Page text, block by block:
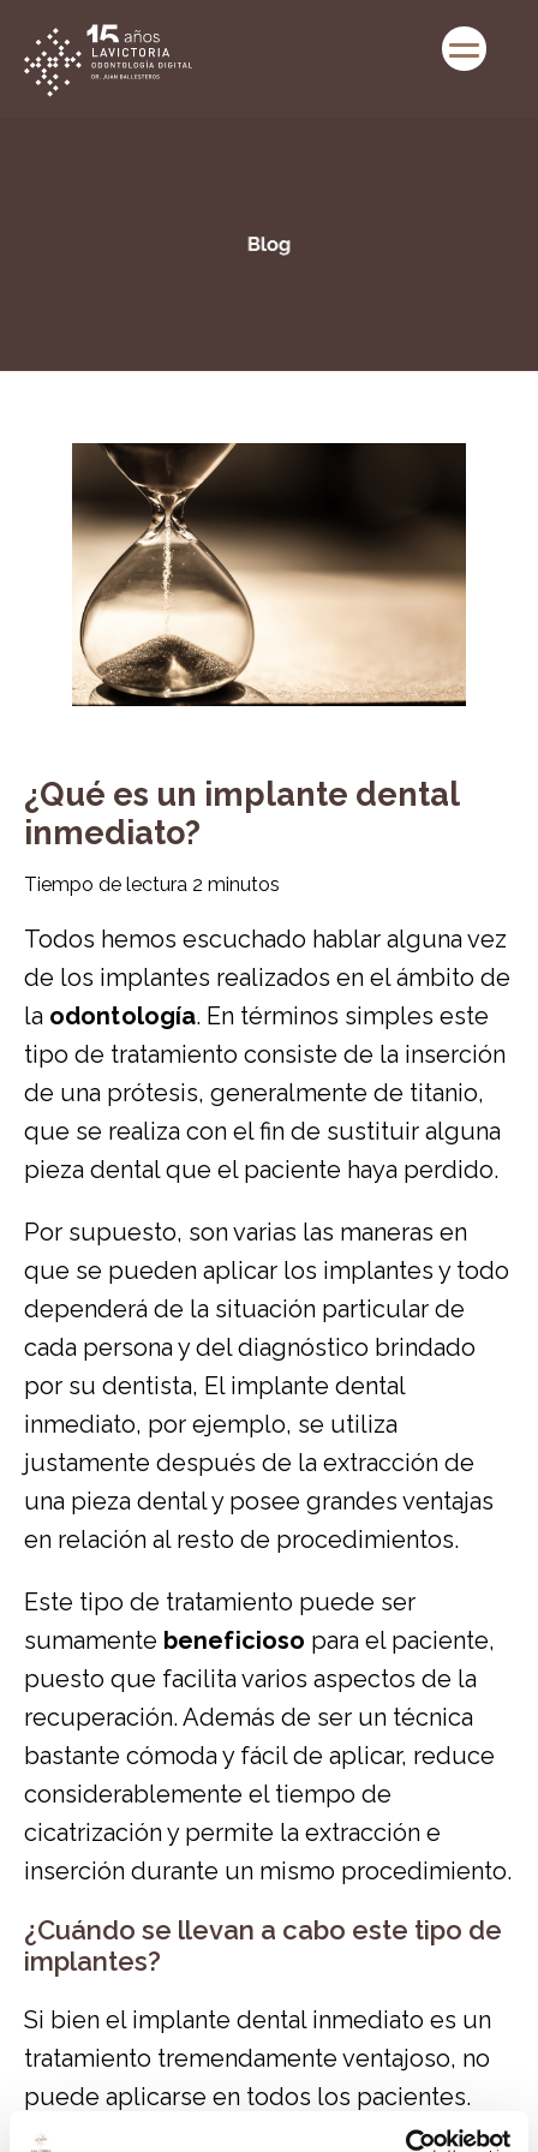
¿Qué es un implante dental
inmediato?
Tiempo de lectura 2 minutos
Todos hemos escuchado hablar alguna vez
de los implantes realizados en el ámbito de
la odontología. En términos simples este
tipo de tratamiento consiste de la inserción
de una prótesis, generalmente de titanio,
que se realiza con el fin de sustituir alguna
pieza dental que el paciente haya perdido.
Por supuesto, son varias las maneras en
que se pueden aplicar los implantes y todo
dependerá de la situación particular de
cada persona y del diagnóstico brindado
por su dentista, El implante dental
inmediato, por ejemplo, se utiliza
justamente después de la extracción de
una pieza dental y posee grandes ventajas
en relación al resto de procedimientos.
Este tipo de tratamiento puede ser
sumamente beneficioso para el paciente,
puesto que facilita varios aspectos de la
recuperación. Además de ser un técnica
bastante cómoda y fácil de aplicar, reduce
considerablemente el tiempo de
cicatrización y permite la extracción e
inserción durante un mismo procedimiento.
¿Cuándo se llevan a cabo este tipo de
implantes?
Si bien el implante dental inmediato es un
tratamiento tremendamente ventajoso, no
puede aplicarse en todos los pacientes.
Los dentistas determinan necesaria la